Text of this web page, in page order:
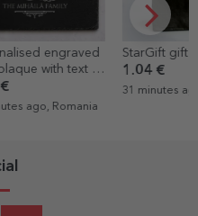
StarGift gift bag
1.04 €
31 minutes ago, Romania
Set
3.14